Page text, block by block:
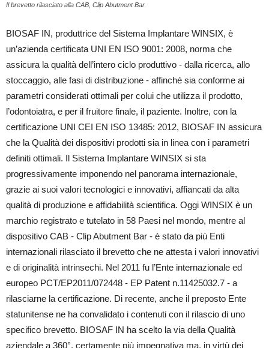
Il brevetto rilasciato alla CAB, Clip Abutment Bar
BIOSAF IN, produttrice del Sistema Implantare WINSIX, è
un’azienda certificata UNI EN ISO 9001: 2008, norma che
assicura la qualità dell’intero ciclo produttivo - dalla ricerca, allo
stoccaggio, alle fasi di distribuzione - affinché sia conforme ai
parametri considerati ottimali per colui che utilizza il prodotto,
l’odontoiatra, e per il fruitore finale, il paziente. Inoltre, con la
certificazione UNI CEI EN ISO 13485: 2012, BIOSAF IN assicura
che la Qualità dei dispositivi prodotti sia in linea con i parametri
definiti ottimali. Il Sistema Implantare WINSIX si sta
progressivamente imponendo nel panorama internazionale,
grazie ai suoi valori tecnologici e innovativi, affiancati da alta
qualità di produzione e affidabilità scientifica. Oggi WINSIX è un
marchio registrato e tutelato in 58 Paesi nel mondo, mentre al
dispositivo CAB - Clip Abutment Bar - è stato da più Enti
internazionali rilasciato il brevetto che ne attesta i valori innovativi
e di originalità intrinsechi. Nel 2011 fu l’Ente internazionale ed
europeo PCT/EP2011/072448 - EP Patent n.11425032.7 - a
rilasciarne la certificazione. Di recente, anche il preposto Ente
statunitense ne ha convalidato i contenuti con il rilascio di uno
specifico brevetto. BIOSAF IN ha scelto la via della Qualità
aziendale a 360°, certamente più impegnativa ma, in virtù dei